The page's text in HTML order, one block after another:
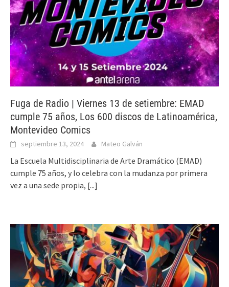
Fuga de Radio | Viernes 13 de setiembre: EMAD
cumple 75 años, Los 600 discos de Latinoamérica,
Montevideo Comics
septiembre 13, 2024 Mateo Galván
La Escuela Multidisciplinaria de Arte Dramático (EMAD)
cumple 75 años, y lo celebra con la mudanza por primera
vez a una sede propia, [...]